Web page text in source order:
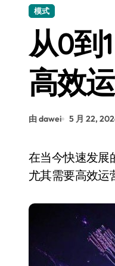
模式
从0到
高效
由 dawei 5 月 22,
在当今快速发展的科技环境中，Android开发已经成为许多创业公司的重要支撑。平台型创业企业
尤其需要高效运